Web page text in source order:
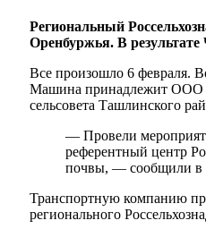
Региональный
Оренбуржья. В
Все произошло 6 февраля.
Машина принадлежит ООО
сельсовета Ташлинского
— Провели
референтный центр
почвы, — сообщили в
Транспортную компанию
регионального